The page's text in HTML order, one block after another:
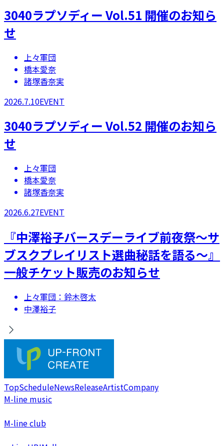
3040ラプソディー Vol.51 開催のお知ら
せ
上々軍団
橋本愛奈
諸塚香奈実
2026.7.10EVENT
3040ラプソディー Vol.52 開催のお知ら
せ
上々軍団
橋本愛奈
諸塚香奈実
2026.6.27EVENT
​『中澤裕子バースデーライブ前夜祭～サ
ブスクプレイリスト選曲秘話を語る～』
一般チケット販売のお知らせ
上々軍団：鈴木啓太
中澤裕子
TopScheduleNewsReleaseArtistCompany
M-line music
M-line club